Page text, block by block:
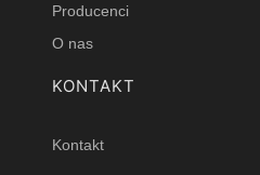
Producenci
O nas
KONTAKT
Kontakt